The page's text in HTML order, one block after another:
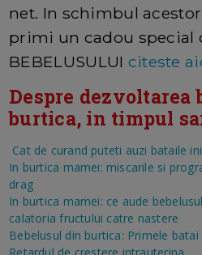
net. In schimbul
primi un cadou special
BEBELUSULUI citeste
Despre dezvoltarea
burtica, in timpul
Cat de curand puteti auzi bataile
In burtica mamei: miscarile si
drag
In burtica mamei: ce aude bebelusul
calatoria fructului catre nastere
Bebelusul din burtica: Primele batai